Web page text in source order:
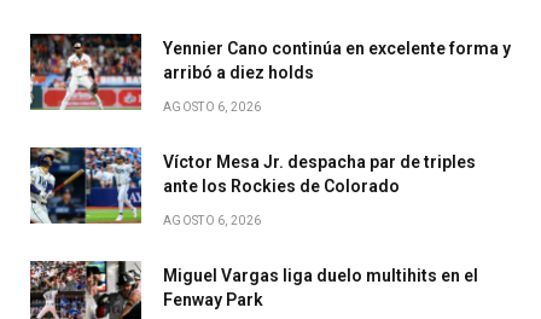
Yennier Cano continúa en excelente forma y
arribó a diez holds
AGOSTO 6, 2026
Víctor Mesa Jr. despacha par de triples
ante los Rockies de Colorado
AGOSTO 6, 2026
Miguel Vargas liga duelo multihits en el
Fenway Park